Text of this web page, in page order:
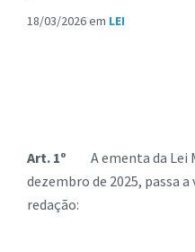
18/03/2026em LEI
Art. 1º A ementa da Lei
dezembro de 2025, passa
redação: